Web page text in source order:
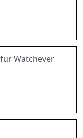
für Watchever